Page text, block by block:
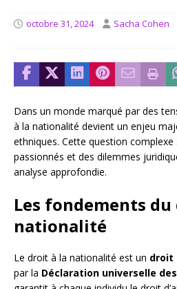
octobre 31, 2024 Sacha Cohen
Dans un monde marqué par des
à la nationalité devient un enjeu
ethniques. Cette question complexe
passionnés et des dilemmes
analyse approfondie.
Les fondements
nationalité
Le droit à la nationalité est un droit
par la Déclaration universelle